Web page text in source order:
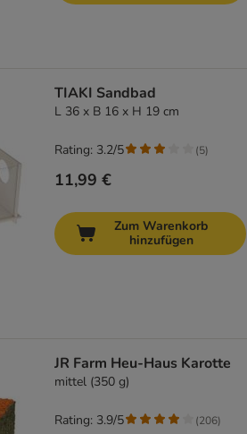
TIAKI Sandbad
L 36 x B 16 x H 19 cm
11,99 €
Rating: 3.2/5 (5)
Zum Warenkorb
hinzufügen
JR Farm Heu-Haus Karotte
mittel (350 g)
Rating: 3.9/5 (206)